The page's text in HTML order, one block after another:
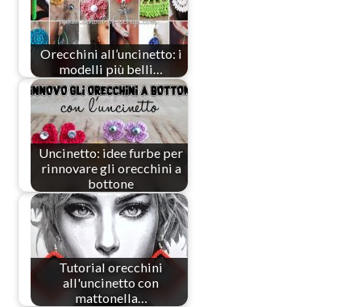
Orecchini all’uncinetto: i
modelli più belli…
Uncinetto: idee furbe per
rinnovare gli orecchini a
bottone
Tutorial orecchini
all'uncinetto con
mattonella…